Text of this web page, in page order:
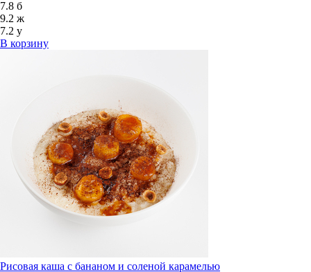
7.8 б
9.2 ж
7.2 у
В корзину
Рисовая каша с бананом и соленой карамелью